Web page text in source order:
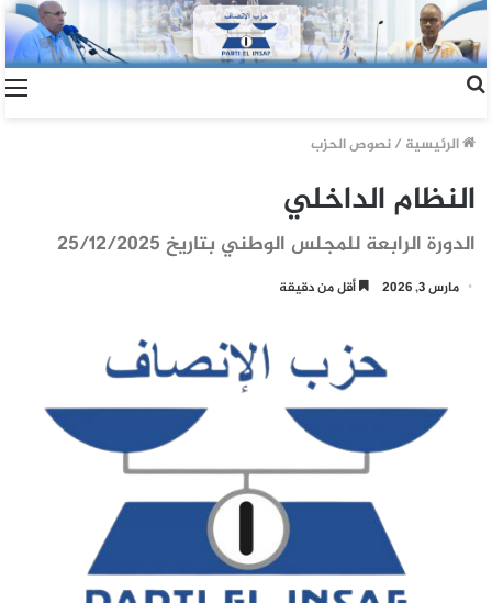
الرئيسية /نصوص الحزب
النظام الداخلي
الدورة الرابعة للمجلس الوطني بتاريخ 25/12/2025
مارس 3, 2026 أقل من دقيقة